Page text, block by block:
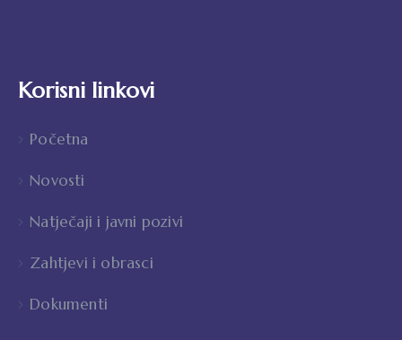
Korisni linkovi
Početna
Novosti
Natječaji i javni pozivi
Zahtjevi i obrasci
Dokumenti